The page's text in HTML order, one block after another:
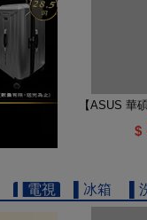
【ASUS 華
$
▌電視 ▌冰箱 ▌